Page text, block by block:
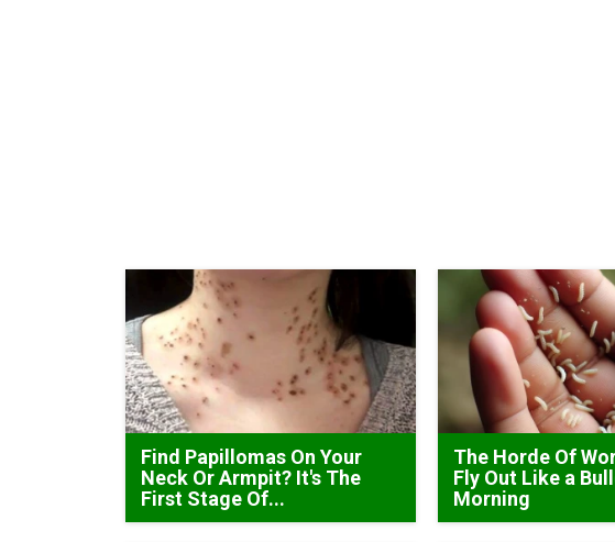
Find Papillomas On Your
Neck Or Armpit? It's The
First Stage Of...
The Horde Of
Fly Out Like a
Morning